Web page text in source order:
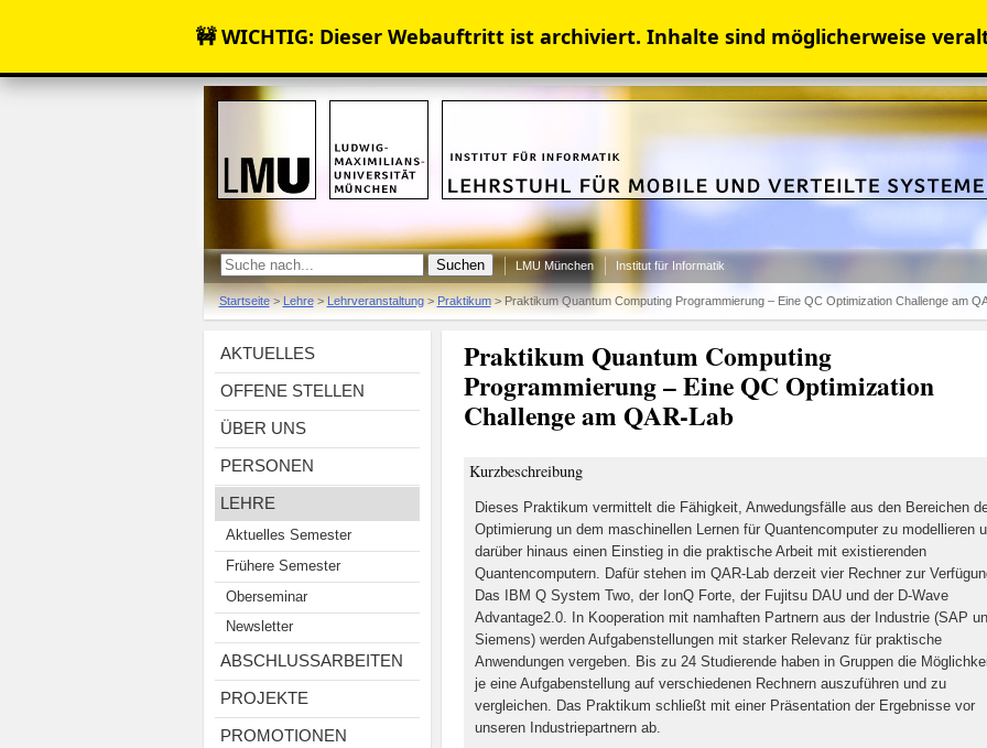
🚧 WICHTIG: Dieser Webauftritt ist archiviert. Inhalte sind möglicherweise
LMU München Institut für Informatik
Startseite>Lehre>Lehrveranstaltung>Praktikum>Praktikum Quantum Computing Programmierung – Eine QC Optimization Challenge am
AKTUELLES
OFFENE STELLEN
ÜBER UNS
PERSONEN
LEHRE
Aktuelles Semester
Frühere Semester
Oberseminar
Newsletter
ABSCHLUSSARBEITEN
PROJEKTE
PROMOTIONEN
Praktikum Quantum Computing
Programmierung – Eine QC Optimization
Challenge am QAR-Lab
Kurzbeschreibung
Dieses Praktikum vermittelt die Fähigkeit, Anwedungsfälle aus den Bereichen
Optimierung un dem maschinellen Lernen für Quantencomputer zu modellieren
darüber hinaus einen Einstieg in die praktische Arbeit mit existierenden
Quantencomputern. Dafür stehen im QAR-Lab derzeit vier Rechner zur
Das IBM Q System Two, der IonQ Forte, der Fujitsu DAU und der D-Wave
Advantage2.0. In Kooperation mit namhaften Partnern aus der Industrie (SAP
Siemens) werden Aufgabenstellungen mit starker Relevanz für praktische
Anwendungen vergeben. Bis zu 24 Studierende haben in Gruppen die
je eine Aufgabenstellung auf verschiedenen Rechnern auszuführen und zu
vergleichen. Das Praktikum schließt mit einer Präsentation der Ergebnisse vor
unseren Industriepartnern ab.